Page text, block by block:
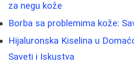
za negu kože
Borba sa problemima kože:
Hijaluronska Kiselina u
Saveti i Iskustva